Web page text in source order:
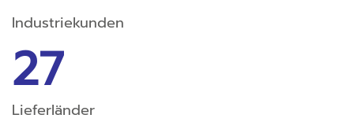
Industriekunden
27
Lieferländer